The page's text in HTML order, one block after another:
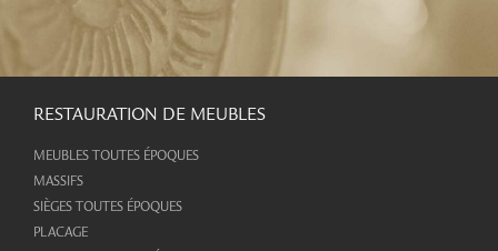
RESTAURATION DE MEUBLES
MEUBLES TOUTES ÉPOQUES
MASSIFS
SIÈGES TOUTES ÉPOQUES
PLACAGE